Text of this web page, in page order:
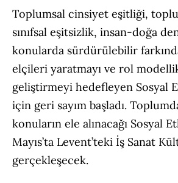
Toplumsal cinsiyet eşitliği,
sınıfsal eşitsizlik, insan-doğa
konularda sürdürülebilir
elçileri yaratmayı ve rol
geliştirmeyi hedefleyen Sosyal
için geri sayım başladı.
konuların ele alınacağı Sosyal
Mayıs’ta Levent’teki İş Sanat
gerçekleşecek.